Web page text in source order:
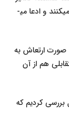
ناخودآگاه را به شعور هستی و کائنات متصل می­کنند و ادعا می­
صورت ارتعاش به
هم از آن
کردیم که